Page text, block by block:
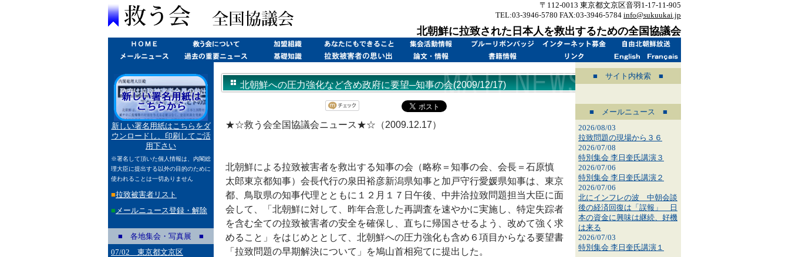
〒112-0013 東京都文京区音羽1-17-11-905
TEL:03-3946-5780 FAX:03-3946-5784 info@sukuukai.jp
北朝鮮に拉致された日本人を救出するための全国協議会
新しい署名用紙はこちらをダ
ウンロードし、印刷してご活
用下さい
※署名して頂いた個人情報は、内閣総
理大臣に提出する以外の目的のために
使われることは一切ありません
■拉致被害者リスト
■ メールニュース登録・解除
■ 各地集会・写真展 ■
07/02 東京都文京区
北朝鮮への圧力強化など含め政府に要望─知事の会(2009/12/17)
★☆救う会全国協議会ニュース★☆（2009.12.17）
北朝鮮による拉致被害者を救出する知事の会（略称＝知事の会、会長＝石原慎
太郎東京都知事）会長代行の泉田裕彦新潟県知事と加戸守行愛媛県知事は、東京
都、鳥取県の知事代理とともに１２月１７日午後、中井洽拉致問題担当大臣に面
会して、「北朝鮮に対して、昨年合意した再調査を速やかに実施し、特定失踪者
を含む全ての拉致被害者の安全を確保し、直ちに帰国させるよう、改めて強く求
めること」をはじめととして、北朝鮮への圧力強化も含め６項目からなる要望書
「拉致問題の早期解決について」を鳩山首相宛てに提出した。
■ サイト内検索 ■
■ メールニュース ■
2026/08/03
拉致問題の現場から３６
2026/07/08
特別集会 李日奎氏講演３
2026/07/06
特別集会 李日奎氏講演２
2026/07/06
北にインフレの波 中朝会談
後の経済回復は「誤報」 日
本の資金に興味は継続、好機
は来る
2026/07/03
特別集会 李日奎氏講演１